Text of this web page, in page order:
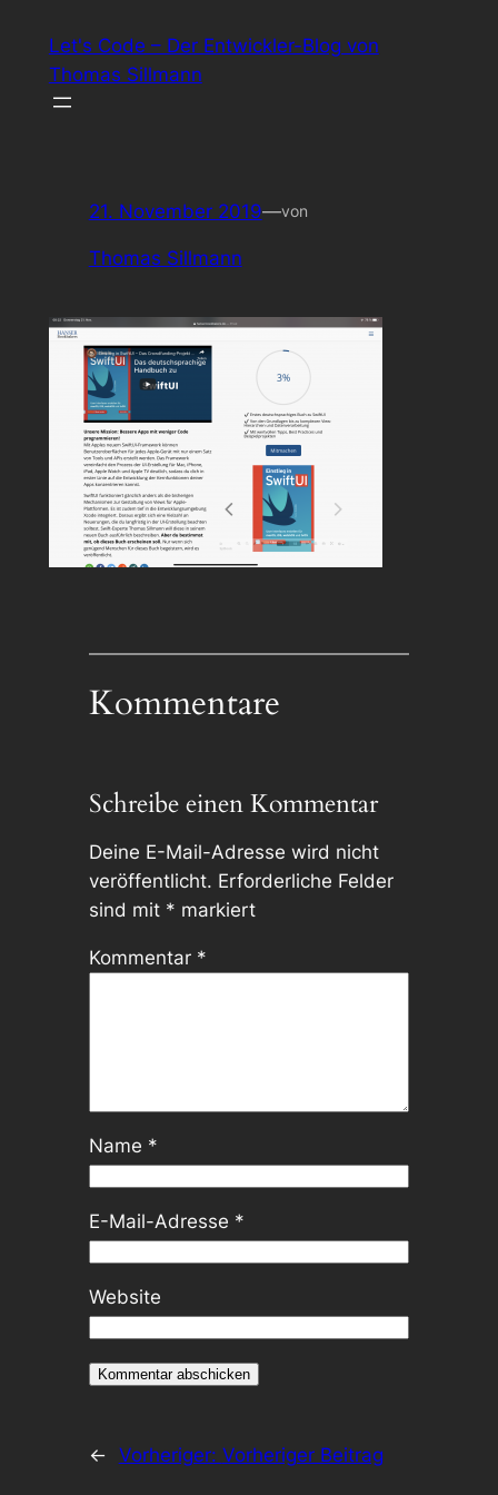
Inhalt
springen
Let's Code – Der Entwickler-Blog von
Thomas Sillmann
21. November 2019—von
Thomas Sillmann
Kommentare
Schreibe einen Kommentar
Deine E-Mail-Adresse wird nicht
veröffentlicht. Erforderliche Felder
sind mit * markiert
Kommentar *
Name *
E-Mail-Adresse *
Website
← Vorheriger: Vorheriger Beitrag